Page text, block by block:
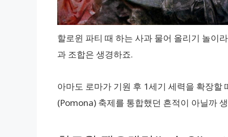
할로윈 파티 때 하는 사과 물어 올리기 놀이
과 조합은 생경하죠.
아마도 로마가 기원 후 1세기 세력을 확장
(Pomona) 축제를 통합했던 흔적이 아닐까